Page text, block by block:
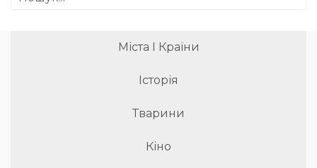
Міста І Країни
Історія
Тварини
Кіно